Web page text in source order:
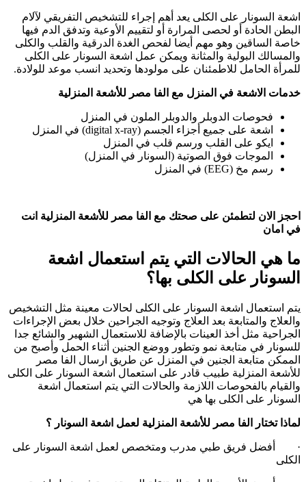
اشعة السونار على الكلى يعد أهم إجراء للتشخيص التفريقي لآلام
البطن الحادة أو لحصى المرارة أو لتقييم الأوعية وتدفق الدم فيها
خاصة الساقين وهو مهم أيضا لفحص الغدة الدرقية والقلب والكلى
والمسالك البولية والمثانة ويمكن عمل اشعة السونار على الكلى
للمرأة الحامل للاطمئنان على مولودها وتحديد انسب موعد للولادة.
خدمات الاشعة في المنزل مع الفا مصر للأشعة المنزلية
فحوصات الدوبلر والدوبلر الملون في المنزل
اشعة على جميع أجزاء الجسم (digital x-ray) في المنزل
ايكو على القلب ورسم قلب في المنزل
الموجات فوق الصوتية (السونار في المنزل)
رسم مخ (EEG) في المنزل
احجز الان لتطمئن على صحتك مع الفا مصر للأشعة المنزلية انت
في امان
ما هي الحالات التي يتم استعمال اشعة
السونار على الكلى بها؟
يتم استعمال اشعة السونار على الكلى لحالات معينة مثل التشخيص
والعلاج والمتابعة بعد العلاج وتوجيه الجراحين خلال بعض الإجراءات
الجراحية مثل أخذ العينات بالإضافة للاستعمال الشهير والشائع جدا
للسونار في متابعة نمو وتطور ووضع الجنين أثناء الحمل وأصبح من
الممكن متابعة الجنين في المنزل عن طريق ارسال الفا مصر
للأشعة المنزلية طبيب قادر على استعمال اشعة السونار على الكلى
والقيام بالفحوصات اللازمة والحالات التي يتم استعمال اشعة
السونار على الكلى بها هي
لماذا تختار الفا مصر للأشعة المنزلية لعمل اشعة السونار ؟
· أفضل فريق طبي مدرب ومتخصص لعمل اشعة السونار على
الكلى